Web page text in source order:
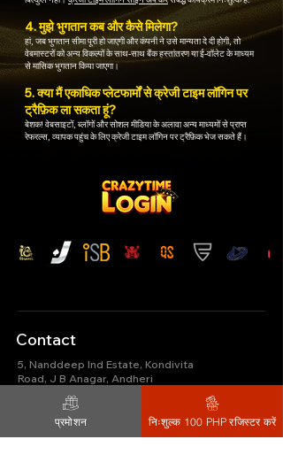
4. मुझे भुगतान कब और कैसे मिलेगा?
हां, जब भुगतान सीमा पूरी हो जाएगी और कंपनी ने उसे मान्यता दे दी होगी, तो
वेबमास्टरों को अन्य विकल्पों के साथ-साथ बैंक हस्तांतरण या ई-वॉलेट के माध्यम
से मासिक भुगतान किया जाएगा।
5. क्या मैं एकाधिक प्लेटफार्मों से क्रेजी टाइम लॉगिन पर
ट्रैफ़िक ला सकता हूं?
बेशक! वेबसाइटों, ब्लॉगों और सोशल मीडिया के अलावा अन्य माध्यमों से प्राप्त
रेफरल्स, व्यापक पहुंच के लिए क्रेजी टाइम लॉगिन पर ट्रैफ़िक भेज सकते हैं।
Contact
5, Nanddeep Ind Estate, Kondivita
Road, J B Anagar, Andheri
(e),Mumbai,Maharashtra,India
प्रमोशन निःशुल्क 100 PHP रजिस्टर करें